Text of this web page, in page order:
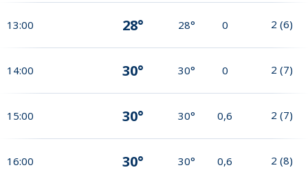
13:00 28° 28° 0 2 (6)
14:00 30° 30° 0 2 (7)
15:00 30° 30° 0,6 2 (7)
16:00 30° 30° 0,6 2 (8)